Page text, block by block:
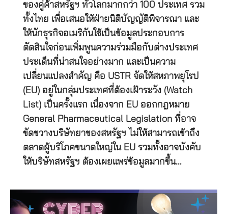
ของคู่ค้าสหรัฐฯ ทั่วโลกมากกว่า 100 ประเทศ รวม
ทั้งไทย เพื่อเสนอให้ฝ่ายนิติบัญญัติพิจารณา และ
ให้นักธุรกิจอเมริกันใช้เป็นข้อมูลประกอบการ
ตัดสินใจก่อนเพิ่มพูนความร่วมมือกับต่างประเทศ
ประเด็นที่น่าสนใจอย่างมาก และเป็นความ
เปลี่ยนแปลงสำคัญ คือ USTR จัดให้สหภาพยุโรป
(EU) อยู่ในกลุ่มประเทศที่ต้องเฝ้าระวัง (Watch
List) เป็นครั้งแรก เนื่องจาก EU ออกกฎหมาย
General Pharmaceutical Legislation ที่อาจ
ขัดขวางบริษัทยาของสหรัฐฯ ไม่ให้สามารถเข้าถึง
ตลาดผู้บริโภคขนาดใหญ่ใน EU รวมทั้งอาจบังคับ
ให้บริษัทสหรัฐฯ ต้องเผยแพร่ข้อมูลมากขึ้น…